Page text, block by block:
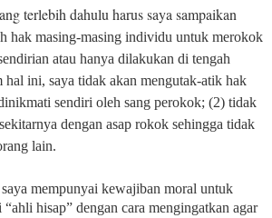
terlebih dahulu harus saya sampaikan
hak masing-masing individu untuk merokok
atau hanya dilakukan di tengah
ini, saya tidak akan mengutak-atik hak
sendiri oleh sang perokok; (2) tidak
dengan asap rokok sehingga tidak
lain.
mempunyai kewajiban moral untuk
hisap” dengan cara mengingatkan agar